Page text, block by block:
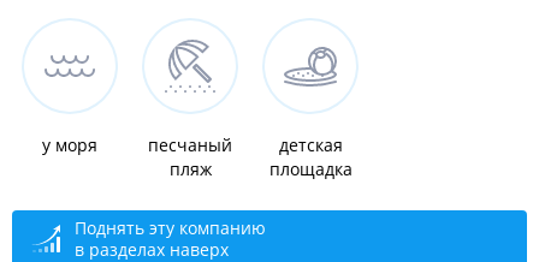
у моря
песчаный
пляж
детская
площадка
Поднять эту компанию
в разделах наверх